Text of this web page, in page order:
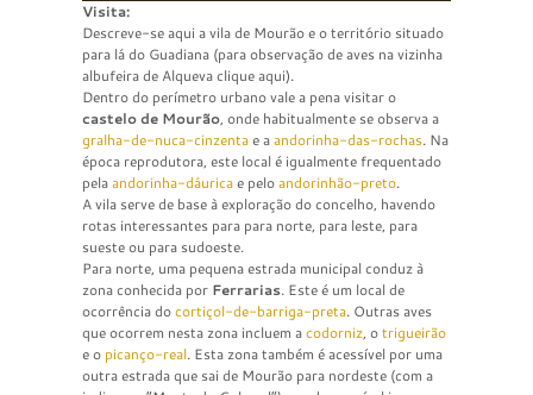
Visita:
Descreve-se aqui a vila de Mourão e o território situado
para lá do Guadiana (para observação de aves na vizinha
albufeira de Alqueva clique aqui).
Dentro do perímetro urbano vale a pena visitar o
castelo de Mourão, onde habitualmente se observa a
gralha-de-nuca-cinzentae aandorinha-das-rochas. Na
época reprodutora, este local é igualmente frequentado
pelaandorinha-dáuricae peloandorinhão-preto.
A vila serve de base à exploração do concelho, havendo
rotas interessantes para para norte, para leste, para
sueste ou para sudoeste.
Para norte, uma pequena estrada municipal conduz à
zona conhecida por Ferrarias. Este é um local de
ocorrência docortiçol-de-barriga-preta. Outras aves
que ocorrem nesta zona incluem acodorniz, otrigueirão
e o picanço-real. Esta zona também é acessível por uma
outra estrada que sai de Mourão para nordeste (com a